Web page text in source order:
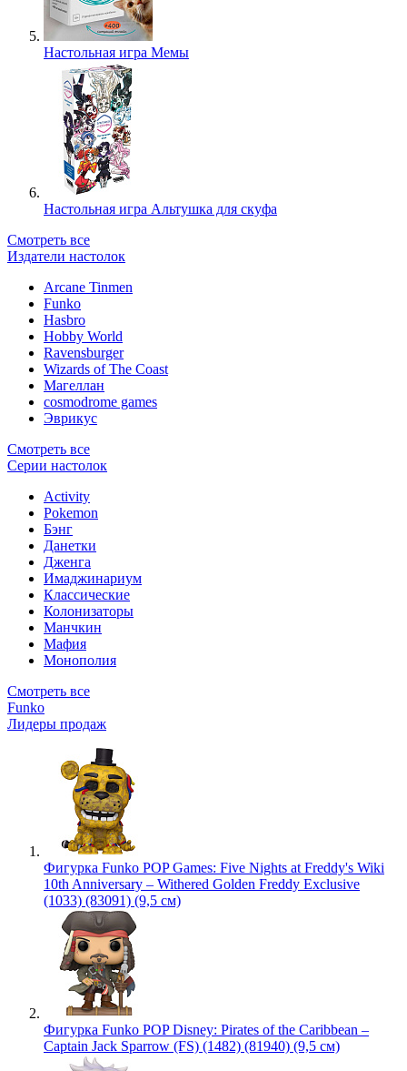
Настольная игра Мемы
Настольная игра Альтушка для скуфа
Смотреть все
Издатели настолок
Arcane Tinmen
Funko
Hasbro
Hobby World
Ravensburger
Wizards of The Coast
Магеллан
сosmodrome games
Эврикус
Смотреть все
Серии настолок
Activity
Pokemon
Бэнг
Данетки
Дженга
Имаджинариум
Классические
Колонизаторы
Манчкин
Мафия
Монополия
Смотреть все
Funko
Лидеры продаж
Фигурка Funko POP Games: Five Nights at Freddy's Wiki
10th Anniversary – Withered Golden Freddy Exclusive
(1033) (83091) (9,5 см)
Фигурка Funko POP Disney: Pirates of the Caribbean –
Captain Jack Sparrow (FS) (1482) (81940) (9,5 см)